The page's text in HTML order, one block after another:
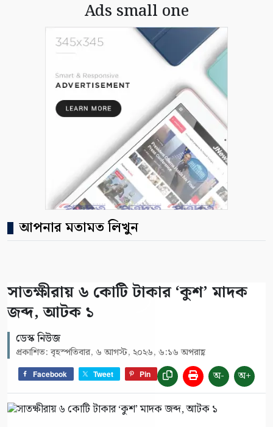
Ads small one
আপনার মতামত লিখুন
সাতক্ষীরায় ৬ কোটি টাকার ‘কুশ’ মাদক
জব্দ, আটক ১
ডেস্ক নিউজ
প্রকাশিত: বৃহস্পতিবার, ৬ আগস্ট, ২০২৬, ৬:১৬ অপরাহ্ণ
Facebook Tweet Pin অ- অ+